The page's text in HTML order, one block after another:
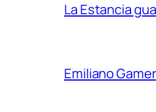
La Estancia
Emiliano